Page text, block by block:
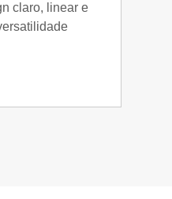
claro, linear e